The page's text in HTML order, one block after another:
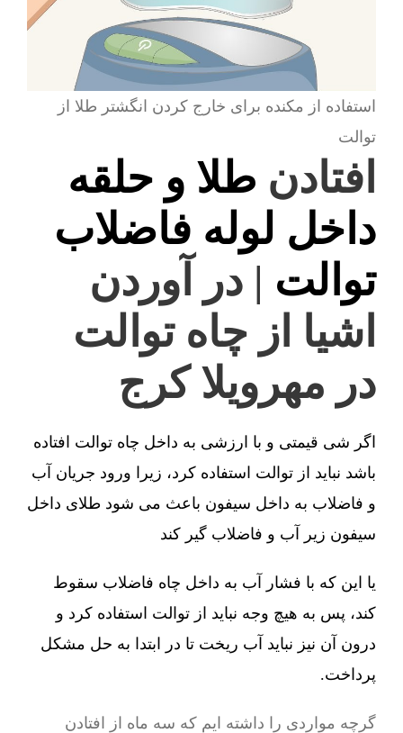
استفاده از مکنده برای خارج کردن انگشتر طلا از
توالت
افتادن طلا و حلقه
داخل لوله فاضلاب
توالت | در آوردن
اشیا از چاه توالت
در مهرویلا کرج
اگر شی قیمتی و با ارزشی به داخل چاه توالت افتاده
باشد نباید از توالت استفاده کرد، زیرا ورود جریان آب
و فاضلاب به داخل سیفون باعث می شود طلای داخل
سیفون زیر آب و فاضلاب گیر کند
یا این که با فشار آب به داخل چاه فاضلاب سقوط
کند، پس به هیچ وجه نباید از توالت استفاده کرد و
درون آن نیز نباید آب ریخت تا در ابتدا به حل مشکل
پرداخت.
گرچه مواردی را داشته ایم که سه ماه از افتادن